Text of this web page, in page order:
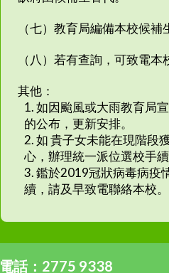
（七）教育局編備本校候補
（八）若有查詢，可致電本
其他：
1. 如因颱風或大雨教育局
的公布，更新安排。
2. 如 貴子女未能在現階段
心，辦理統一派位選校手
3. 鑑於2019冠狀病毒病疫
續，請及早致電聯絡本校。
電話：2775 9338